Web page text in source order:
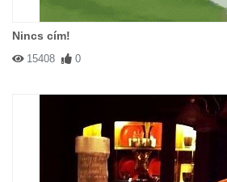
Nincs cím!
15408 0